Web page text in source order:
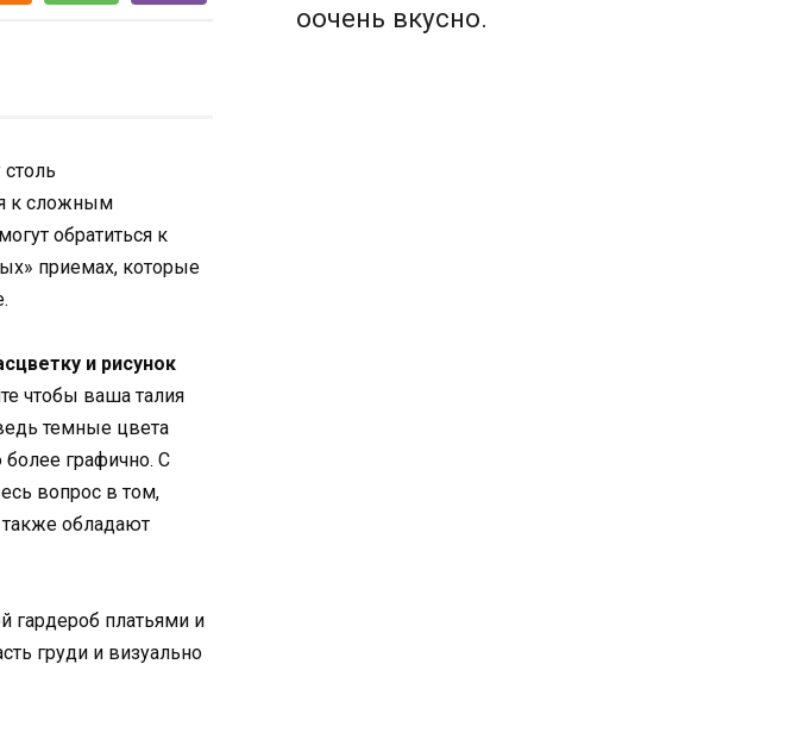
к сложным
обратиться к
приемах, которые
и рисунок
чтобы ваша талия
темные цвета
графично. С
вопрос в том,
также обладают
гардероб платьями и
груди и визуально
оочень вкусно.